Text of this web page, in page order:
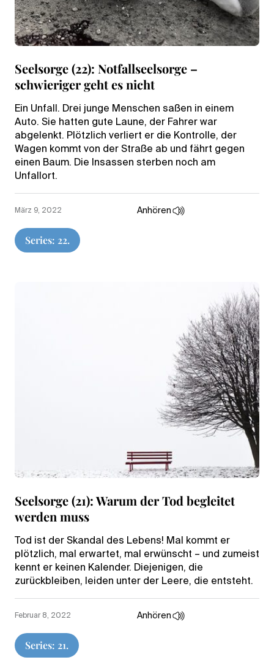
Seelsorge (22): Notfallseelsorge –
schwieriger geht es nicht
Ein Unfall. Drei junge Menschen saßen in einem
Auto. Sie hatten gute Laune, der Fahrer war
abgelenkt. Plötzlich verliert er die Kontrolle, der
Wagen kommt von der Straße ab und fährt gegen
einen Baum. Die Insassen sterben noch am
Unfallort.
Series: 22.
März 9, 2022 Anhören
Seelsorge (21): Warum der Tod begleitet
werden muss
Tod ist der Skandal des Lebens! Mal kommt er
plötzlich, mal erwartet, mal erwünscht – und zumeist
kennt er keinen Kalender. Diejenigen, die
zurückbleiben, leiden unter der Leere, die entsteht.
Series: 21.
Februar 8, 2022 Anhören